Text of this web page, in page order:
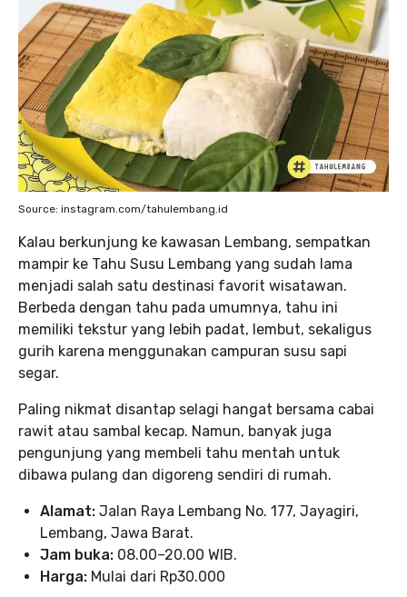
Source: instagram.com/tahulembang.id
Kalau berkunjung ke kawasan Lembang, sempatkan
mampir ke Tahu Susu Lembang yang sudah lama
menjadi salah satu destinasi favorit wisatawan.
Berbeda dengan tahu pada umumnya, tahu ini
memiliki tekstur yang lebih padat, lembut, sekaligus
gurih karena menggunakan campuran susu sapi
segar.
Paling nikmat disantap selagi hangat bersama cabai
rawit atau sambal kecap. Namun, banyak juga
pengunjung yang membeli tahu mentah untuk
dibawa pulang dan digoreng sendiri di rumah.
Alamat: Jalan Raya Lembang No. 177, Jayagiri,
Lembang, Jawa Barat.
Jam buka: 08.00–20.00 WIB.
Harga: Mulai dari Rp30.000